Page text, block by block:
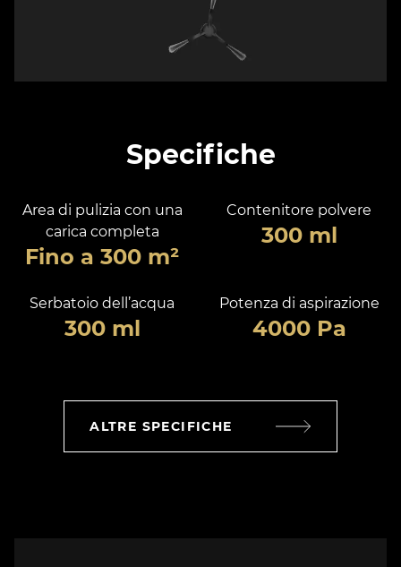
Specifiche
Area di pulizia con una
carica completa
Fino a 300 m²
Contenitore polvere
300 ml
Serbatoio dell’acqua
300 ml
Potenza di aspirazione
4000 Pa
ALTRE SPECIFICHE